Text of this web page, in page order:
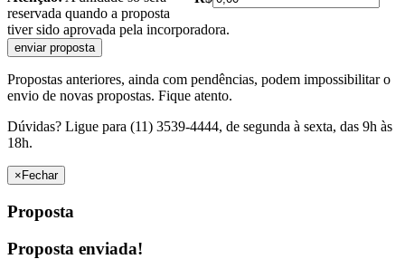
reservada quando a proposta
tiver sido aprovada pela incorporadora.
Propostas anteriores, ainda com pendências, podem impossibilitar o
envio de novas propostas. Fique atento.
Dúvidas? Ligue para (11) 3539-4444, de segunda à sexta, das 9h às
18h.
× Fechar
Proposta
Proposta enviada!